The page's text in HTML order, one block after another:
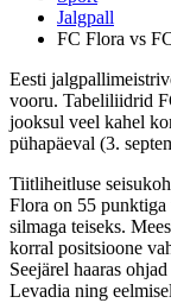
Jalgpall
FC Flora vs
Eesti
vooru. Tabeliliidrid
jooksul veel kahel
pühapäeval (3.
Tiitliheitluse
Flora on 55
silmaga teiseks.
korral positsioone
Seejärel haaras
Levadia ning